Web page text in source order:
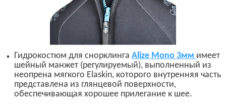
Гидрокостюм для снорклинга Alize Mono 3мм имеет
шейный манжет (регулируемый), выполненный из
неопрена мягкого Elaskin, которого внутренняя часть
представлена из глянцевой поверхности,
обеспечивающая хорошее прилегание к шее.